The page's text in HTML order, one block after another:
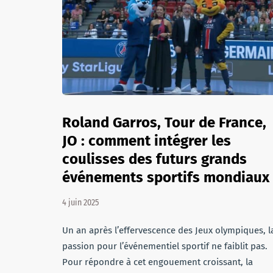
Roland Garros, Tour de France,
JO : comment intégrer les
coulisses des futurs grands
événements sportifs mondiaux
4 juin 2025
Un an après l’effervescence des Jeux olympiques,
passion pour l’événementiel sportif ne faiblit pas.
Pour répondre à cet engouement croissant, la